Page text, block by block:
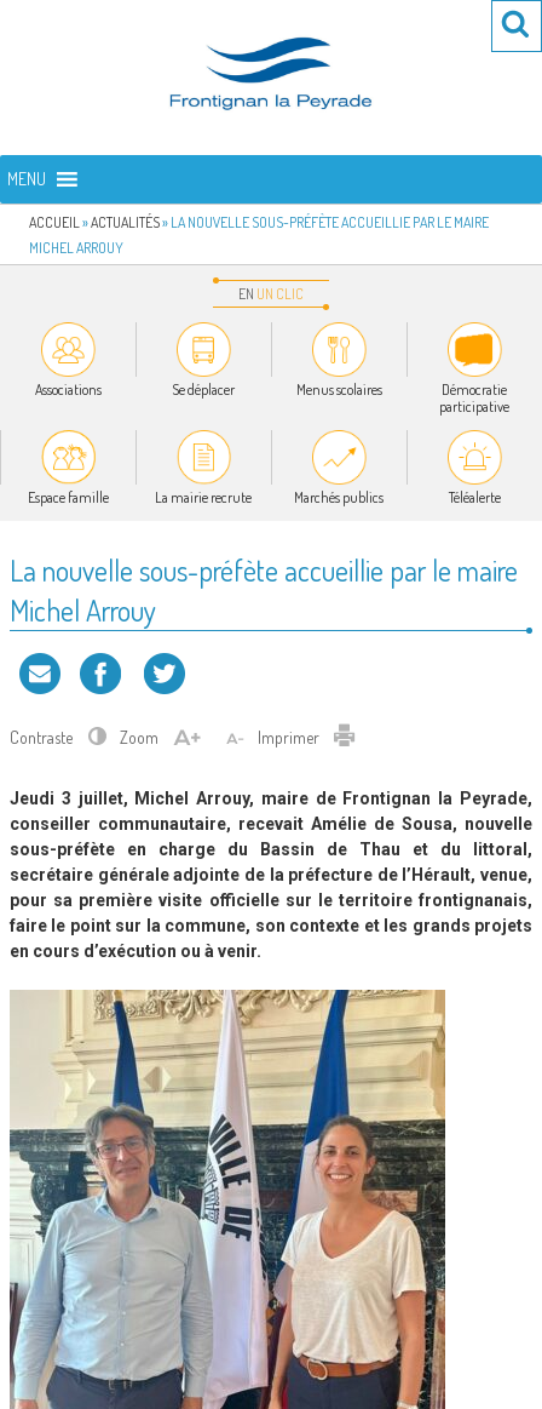
FRONTIGNAN LA PEYRADE
MENU
ACCUEIL »ACTUALITÉS» LA NOUVELLE SOUS-PRÉFÈTE ACCUEILLIE PAR LE MAIRE
MICHEL ARROUY
EN UN CLIC
Associations Se déplacer Menus scolaires
Démocratie
participative
Espace famille La mairie recrute Marchés publics Téléalerte
La nouvelle sous-préfète accueillie par le maire
Michel Arrouy
Contraste Zoom Imprimer
Jeudi 3 juillet, Michel Arrouy, maire de Frontignan la Peyrade,
conseiller communautaire, recevait Amélie de Sousa, nouvelle
sous-préfète en charge du Bassin de Thau et du littoral,
secrétaire générale adjointe de la préfecture de l’Hérault, venue,
pour sa première visite officielle sur le territoire frontignanais,
faire le point sur la commune, son contexte et les grands projets
en cours d’exécution ou à venir.